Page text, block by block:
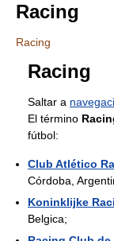
Racing
Racing
Racing
Saltar a
El término
fútbol:
Club Atlético
Córdoba,
Koninklijke
Belgica;